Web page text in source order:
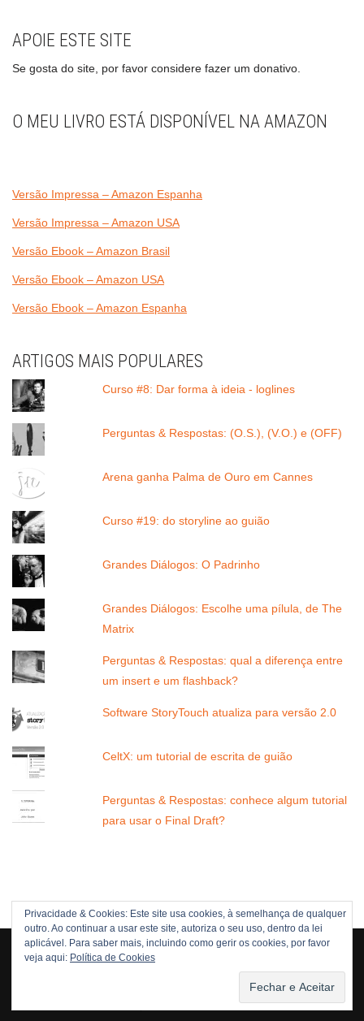
APOIE ESTE SITE
Se gosta do site, por favor considere fazer um donativo.
O MEU LIVRO ESTÁ DISPONÍVEL NA AMAZON
Versão Impressa – Amazon Espanha
Versão Impressa – Amazon USA
Versão Ebook – Amazon Brasil
Versão Ebook – Amazon USA
Versão Ebook – Amazon Espanha
ARTIGOS MAIS POPULARES
Curso #8: Dar forma à ideia - loglines
Perguntas & Respostas: (O.S.), (V.O.) e (OFF)
Arena ganha Palma de Ouro em Cannes
Curso #19: do storyline ao guião
Grandes Diálogos: O Padrinho
Grandes Diálogos: Escolhe uma pílula, de The
Matrix
Perguntas & Respostas: qual a diferença entre
um insert e um flashback?
Software StoryTouch atualiza para versão 2.0
CeltX: um tutorial de escrita de guião
Perguntas & Respostas: conhece algum tutorial
para usar o Final Draft?
Privacidade & Cookies: Este site usa cookies, à semelhança de qualquer
outro. Ao continuar a usar este site, autoriza o seu uso, dentro da lei
aplicável. Para saber mais, incluindo como gerir os cookies, por favor
veja aqui: Política de Cookies
Direitos Reservados © 2005 -[current_year] JOÃO NUNES
POLÍTICA DE PRIVACIDADE
WordPress